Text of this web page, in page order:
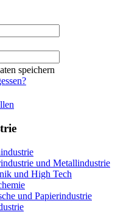
speichern
und Metallindustrie
und High Tech
und Papierindustrie